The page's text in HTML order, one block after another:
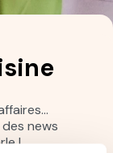
news
!